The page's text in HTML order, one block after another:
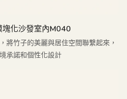
塊化沙發室內M040
將竹子的美麗與居住空間聯繫起來，
承諾和個性化設計